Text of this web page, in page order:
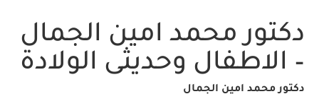
دكتور محمد امين الجمال
– الاطفال وحديثى الولادة
دكتور محمد امين الجمال